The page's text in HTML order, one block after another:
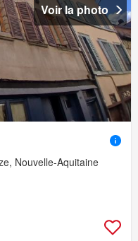
Voir la photo
Nouvelle-Aquitaine